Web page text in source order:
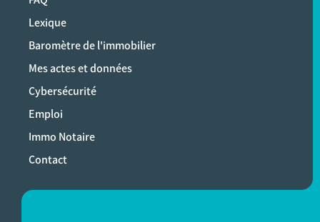
Lexique
Baromètre de l'immobilier
Mes actes et données
Cybersécurité
Emploi
Immo Notaire
Contact